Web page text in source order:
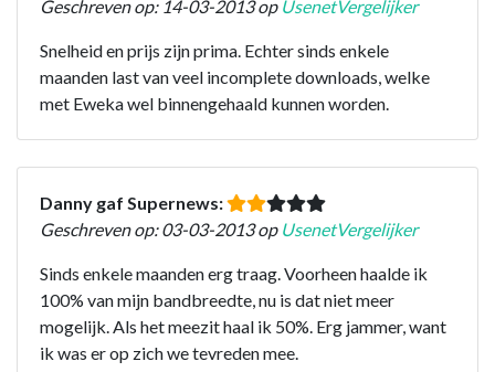
Geschreven op: 14-03-2013 op UsenetVergelijker
Snelheid en prijs zijn prima. Echter sinds enkele
maanden last van veel incomplete downloads, welke
met Eweka wel binnengehaald kunnen worden.
Danny gaf Supernews:
Geschreven op: 03-03-2013 op UsenetVergelijker
Sinds enkele maanden erg traag. Voorheen haalde ik
100% van mijn bandbreedte, nu is dat niet meer
mogelijk. Als het meezit haal ik 50%. Erg jammer, want
ik was er op zich we tevreden mee.